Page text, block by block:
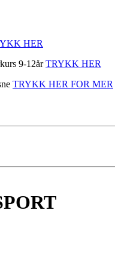
HER
9-12årTRYKK HER
TRYKK HER FOR MER